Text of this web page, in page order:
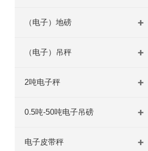
（电子）地磅
（电子）吊秤
2吨电子秤
0.5吨-50吨电子吊磅
电子皮带秤